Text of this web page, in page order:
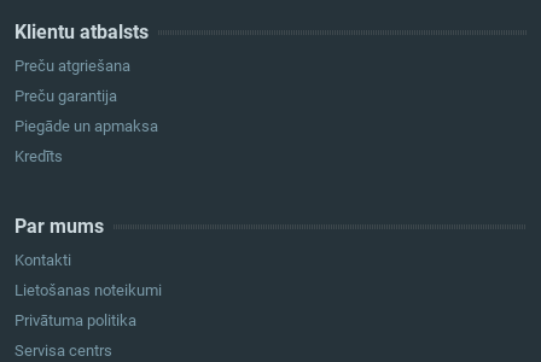
Klientu atbalsts
Preču atgriešana
Preču garantija
Piegāde un apmaksa
Kredīts
Par mums
Kontakti
Lietošanas noteikumi
Privātuma politika
Servisa centrs